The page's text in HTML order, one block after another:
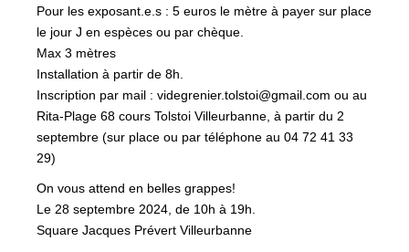
Pour les exposant.e.s : 5 euros le mètre à payer sur place
le jour J en espèces ou par chèque.
Max 3 mètres
Installation à partir de 8h.
Inscription par mail : videgrenier.tolstoi@gmail.com ou au
Rita-Plage 68 cours Tolstoi Villeurbanne, à partir du 2
septembre (sur place ou par téléphone au 04 72 41 33
29)
On vous attend en belles grappes!
Le 28 septembre 2024, de 10h à 19h.
Square Jacques Prévert Villeurbanne